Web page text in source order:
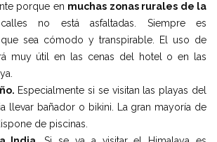
porque en muchas zonas rurales de la
no está asfaltadas. Siempre es
sea cómodo y transpirable. El uso de
muy útil en las cenas del hotel o en las
Especialmente si se visitan las playas del
llevar bañador o bikini. La gran mayoría de
de piscinas.